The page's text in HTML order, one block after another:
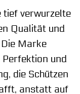
tief verwurzelte
Qualität und
Marke
und
die Schützen
anstatt auf